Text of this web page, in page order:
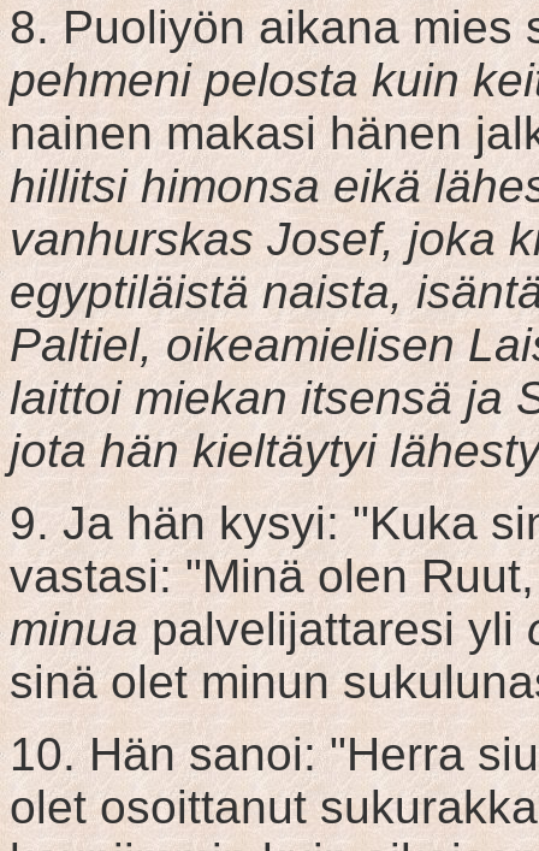
8. Puoliyön aikana mies
pehmeni pelosta kuin
nainen makasi hänen
hillitsi himonsa eikä
vanhurskas Josef, joka
egyptiläistä naista,
Paltiel, oikeamielisen
laittoi miekan itsensä ja
jota hän kieltäytyi
9. Ja hän kysyi: "Kuka
vastasi: "Minä olen
minua palvelijattaresi yli
sinä olet minun
10. Hän sanoi: "Herra
olet osoittanut